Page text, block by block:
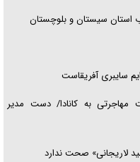
استان سیستان و بلوچستان
مهاجرتی به کانادا/ دست مدیر
لاریجانی» صحت ندارد